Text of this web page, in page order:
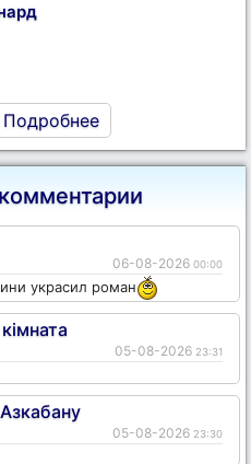
Подробнее
06-08-2026 00:00
украсил роман
05-08-2026 23:31
Азкабану
05-08-2026 23:30